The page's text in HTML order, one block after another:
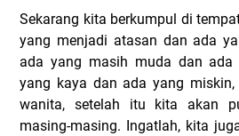
Sekarang kita berkumpul di
yang menjadi atasan dan ada
ada yang masih muda dan
yang kaya dan ada yang
wanita, setelah itu kita akan
masing-masing. Ingatlah, kita